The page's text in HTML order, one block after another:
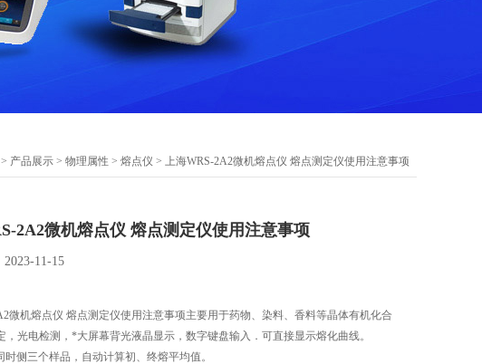
> 产品展示 > 物理属性 > 熔点仪 > 上海WRS-2A2微机熔点仪 熔点测定仪使用注意事项
2A2微机熔点仪 熔点测定仪使用注意事项
11-15
微机熔点仪 熔点测定仪使用注意事项主要用于药物、染料、香料等晶体有机化合
，光电检测，*大屏幕背光液晶显示，数字键盘输入．可直接显示熔化曲线。
时侧三个样品，自动计算初、终熔平均值。